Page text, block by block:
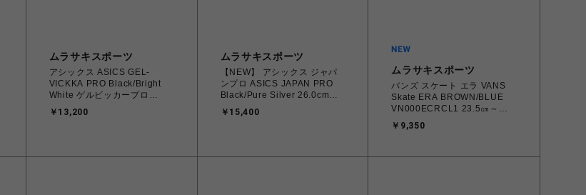
ムラサキスポーツ
アシックス ASICS GEL-
VICKKA PRO Black/Bright
White ゲルビッカープロ
1201A486.006
￥13,200
ムラサキスポーツ
【NEW】 アシックス ジャパ
ンプロ ASICS JAPAN PRO
Black/Pure Silver 26.0cm～
4573690068224 メンズ スニ
￥15,400
ムラサキスポーツ
バンズ スケート エラ VANS
Skate ERA BROWN/BLUE
VN000ECRCL1 23.5㎝～
ディース シューズ
￥9,350